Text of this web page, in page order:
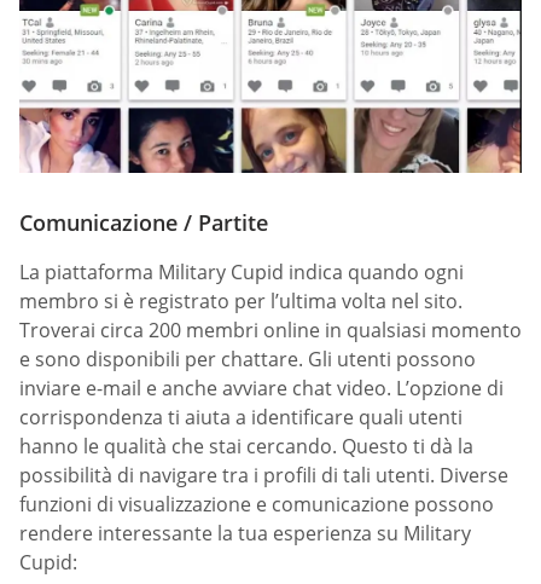
Comunicazione / Partite
La piattaforma Military Cupid indica quando ogni
membro si è registrato per l’ultima volta nel sito.
Troverai circa 200 membri online in qualsiasi momento
e sono disponibili per chattare. Gli utenti possono
inviare e-mail e anche avviare chat video. L’opzione di
corrispondenza ti aiuta a identificare quali utenti
hanno le qualità che stai cercando. Questo ti dà la
possibilità di navigare tra i profili di tali utenti. Diverse
funzioni di visualizzazione e comunicazione possono
rendere interessante la tua esperienza su Military
Cupid: